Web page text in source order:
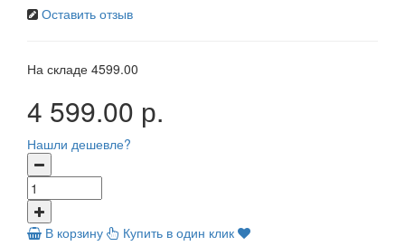
Оставить отзыв
На складе 4599.00
4 599.00 р.
Нашли дешевле?
В корзину Купить в один клик